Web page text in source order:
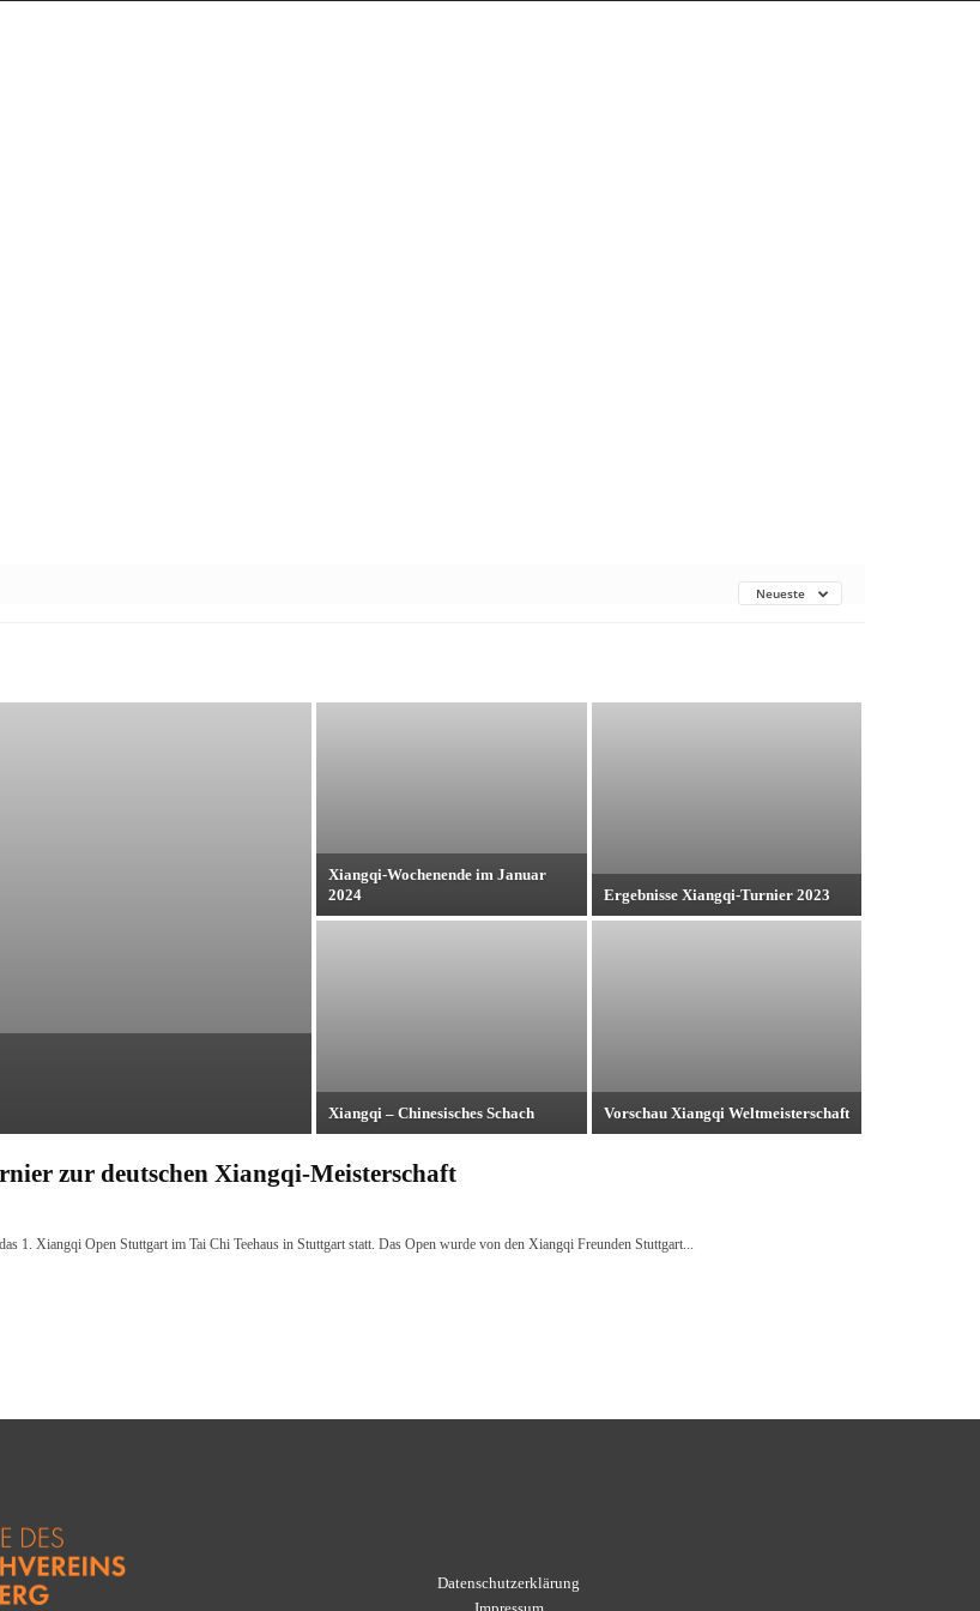
Neueste
Xiangqi-Wochenende im Januar
2024
Ergebnisse Xiangqi-Turnier 2023
Xiangqi – Chinesisches Schach Vorschau Xiangqi Weltmeisterschaft
zur deutschen Xiangqi-Meisterschaft
1. Xiangqi Open Stuttgart im Tai Chi Teehaus in Stuttgart statt. Das Open wurde von den Xiangqi Freunden Stuttgart...
Datenschutzerklärung